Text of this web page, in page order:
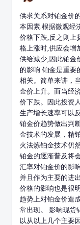
供求关系对铂金价
本因素.根据微观经
价格下跌,反之则上
格上涨时,供应会增
供给减少,因此铂金
的影响 铂金是重要
相关。简单来讲，
金价上升。而当经
价下跌。因此投资
生产增长速率可以
铂金价趋势做出判
金技术的发展，精
火法炼铂金技术仍
铂金的逐渐普及将
汇率对铂金价的影
并且作为主要的进
价格的影响也是很
趋势上对铂金价造
常出现。 影响现货
以从以上几个主要